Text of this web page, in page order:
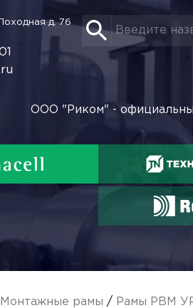
д. 76
ООО "Риком" -
Монтажные рамы / Рамы РВМ